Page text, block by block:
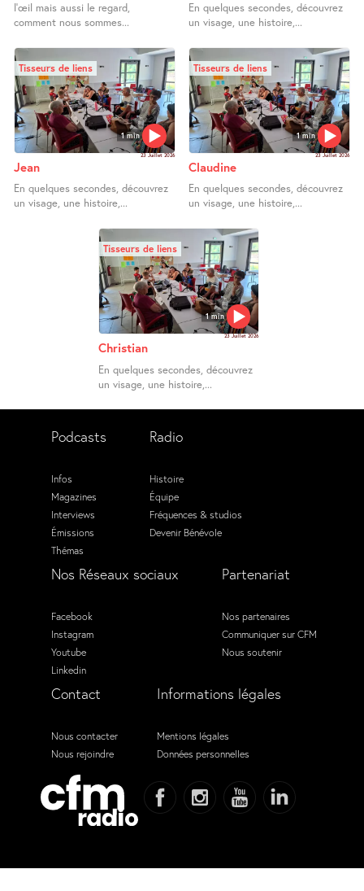
l’œil mais aussi le regard,
comment nous sommes...
En quelques secondes, découvrez
un visage, une histoire,...
1 min
Tisseurs de liens
23 Juillet 2026
Jean
En quelques secondes, découvrez
un visage, une histoire,...
1 min
Tisseurs de liens
23 Juillet 2026
Claudine
En quelques secondes, découvrez
un visage, une histoire,...
1 min
Tisseurs de liens
23 Juillet 2026
Christian
En quelques secondes, découvrez
un visage, une histoire,...
Podcasts
Infos
Magazines
Interviews
Émissions
Thémas
Radio
Histoire
Équipe
Fréquences & studios
Devenir Bénévole
Nos Réseaux sociaux
Facebook
Instagram
Youtube
Linkedin
Partenariat
Nos partenaires
Communiquer sur CFM
Nous soutenir
Contact
Nous contacter
Nous rejoindre
Informations légales
Mentions légales
Données personnelles